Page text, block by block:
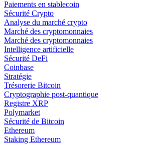
Paiements en stablecoin
Sécurité Crypto
Analyse du marché crypto
Marché des cryptomonnaies
Marché des cryptomonnaies
Intelligence artificielle
Sécurité DeFi
Coinbase
Stratégie
Trésorerie Bitcoin
Cryptographie post-quantique
Registre XRP
Polymarket
Sécurité de Bitcoin
Ethereum
Staking Ethereum